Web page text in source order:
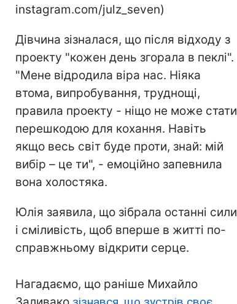
instagram.com/julz_seven)
Дівчина зізналася, що після відходу з
проекту "кожен день згорала в пеклі".
"Мене відродила віра нас. Ніяка
втома, випробування, труднощі,
правила проекту - ніщо не може стати
перешкодою для кохання. Навіть
якщо весь світ буде проти, знай: мій
вибір – це ти", - емоційно запевнила
вона холостяка.
Юлія заявила, що зібрала останні сили
і сміливість, щоб вперше в житті по-
справжньому відкрити серце.
Нагадаємо, що раніше Михайло